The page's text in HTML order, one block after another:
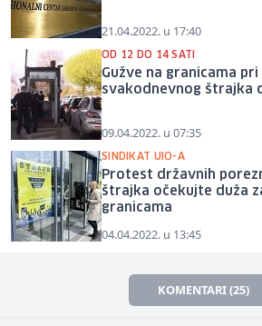
21.04.2022. u 17:40
OD 12 DO 14 SATI
Gužve na granicama pri
svakodnevnog štrajka
09.04.2022. u 07:35
SINDIKAT UIO-A
Protest državnih
štrajka očekujte duža
granicama
04.04.2022. u 13:45
KOMENTARI (25)